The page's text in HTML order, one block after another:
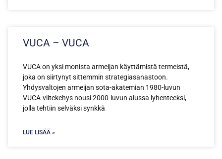
VUCA – VUCA
VUCA on yksi monista armeijan käyttämistä termeistä,
joka on siirtynyt sittemmin strategiasanastoon.
Yhdysvaltojen armeijan sota-akatemian 1980-luvun
VUCA-viitekehys nousi 2000-luvun alussa lyhenteeksi,
jolla tehtiin selväksi synkkä
LUE LISÄÄ »